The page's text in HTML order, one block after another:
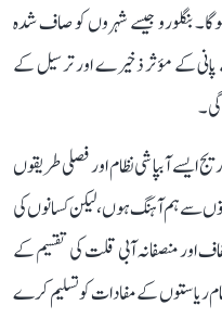
بنگلورو جیسے شہروں کو صاف شدہ
پانی کے مؤثر ذخیرے اور ترسیل کے
ایسے آبپاشی نظام اور فصلی طریقوں
سے ہم آہنگ ہوں، لیکن کسانوں کی
اور منصفانہ آبی قلت کی تقسیم کے
ریاستوں کے مفادات کو تسلیم کرے